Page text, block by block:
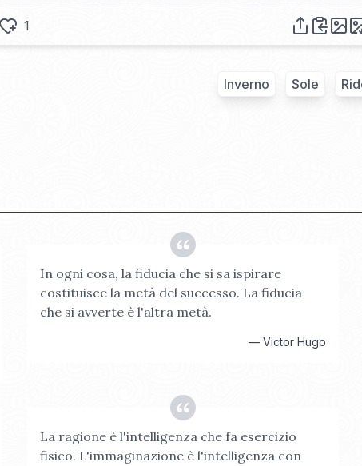
1
Inverno Sole
In ogni cosa, la fiducia che si sa ispirare
costituisce la metà del successo. La fiducia
che si avverte è l'altra metà.
— Victor Hugo
La ragione è l'intelligenza che fa esercizio
fisico. L'immaginazione è l'intelligenza con